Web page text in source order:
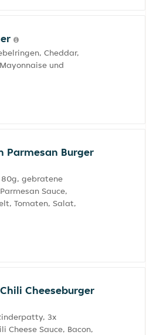
Cheddar,
und
Parmesan Burger
gebratene
Sauce,
Tomaten, Salat,
Cheeseburger
3x
Cheese Sauce, Bacon,